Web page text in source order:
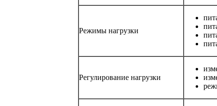
Режимы нагрузки
Регулирование нагрузки